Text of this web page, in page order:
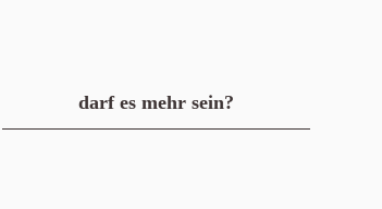
darf es mehr sein?